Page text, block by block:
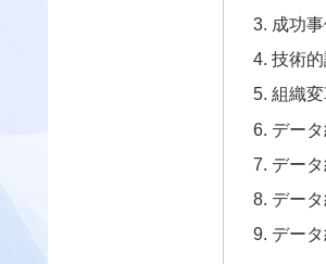
成功
技術
組織
デー
デー
デー
デー